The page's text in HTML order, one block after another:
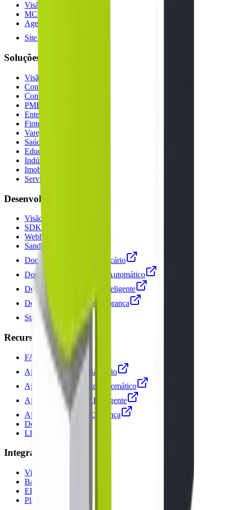
Visão Geral
MCP Servers
Agent Skills
Site para LLMs
Soluções
Visão Geral
Contas a Receber
Contas a Pagar
PMEs
Enterprise
Fintechs
Varejo
Saúde
Educação
Indústria
Imobiliário
Serviços
Desenvolvedores
Visão Geral
SDKs
Webhooks
Sandbox
Doc API — Gateway Bancário
Doc API — Faturamento Automático
Doc API — Financeiro Inteligente
Doc API — Régua de Cobrança
Status
Recursos
FAQ
Ajuda — Gateway Bancário
Ajuda — Faturamento Automático
Ajuda — Financeiro Inteligente
Ajuda — Régua de Cobrança
Decodificador PIX
LLMs Meta Tags
Integrações
Visão Geral
Bancos
ERPs
Plataformas